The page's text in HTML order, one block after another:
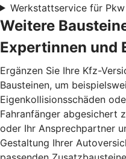
Werkstattservice für Pkw
Weitere
Expertinnen und
Ergänzen Sie Ihre Kfz-
Bausteinen, um
Eigenkollisionsschäden
Fahranfänger abgesichert
oder Ihr Ansprechpartner
Gestaltung Ihrer